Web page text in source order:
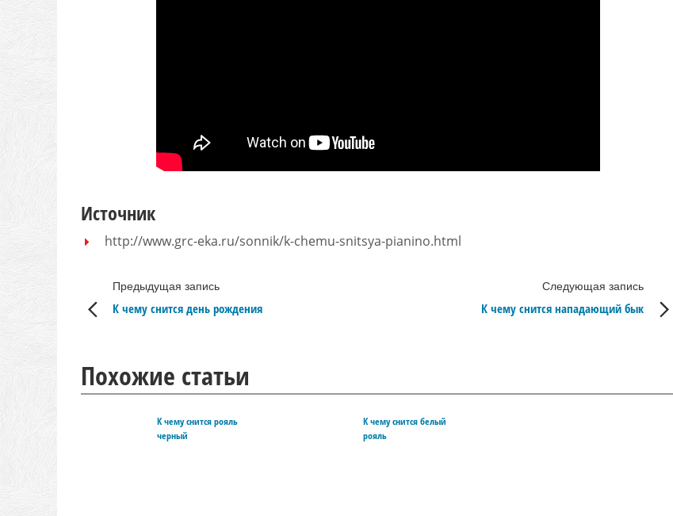
Источник
http://www.grc-eka.ru/sonnik/k-chemu-snitsya-pianino.html
Предыдущая запись
К чему снится день рождения
Следующая запись
К чему снится нападающий бык
Похожие статьи
К чему снится рояль
черный
К чему снится белый
рояль